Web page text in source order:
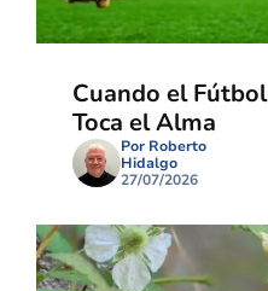
Cuando el Fútbol
Toca el Alma
Por Roberto
Hidalgo
27/07/2026